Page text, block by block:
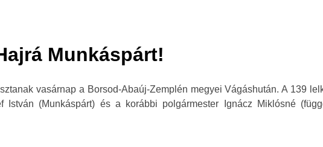
Munkáspárt!
vasárnap a Borsod-Abaúj-Zemplén megyei Vágáshután. A 139
István (Munkáspárt) és a korábbi polgármester Ignácz Miklósné